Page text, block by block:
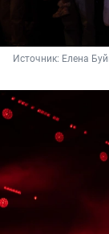
Источник: Елена